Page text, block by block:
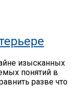
изысканных
понятий в
разве что